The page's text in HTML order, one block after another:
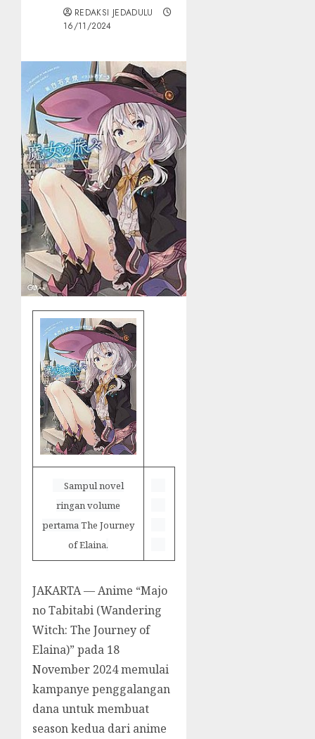
REDAKSI JEDADULU
16/11/2024
Sampul novel
ringan volume
pertamaThe Journey
of Elaina.
JAKARTA — Anime “Majo
no Tabitabi (Wandering
Witch: The Journey of
Elaina)” pada 18
November 2024 memulai
kampanye penggalangan
dana untuk membuat
season kedua dari anime